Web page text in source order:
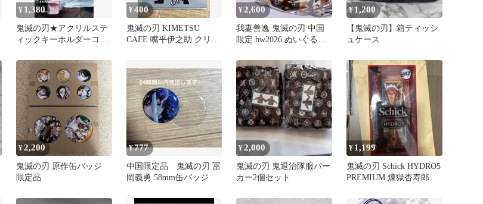
¥ 1,380
鬼滅の刃★アクリルステ
ィックキーホルダーコレ
け付
¥400
鬼滅の刃 KIMETSU
CAFE 嘴平伊之助 クリア
¥2,600
我妻善逸 鬼滅の刃 中国
限定 bw2026 ぬいぐるみ
¥1,200
【鬼滅の刃】箱ティッシ
ュケース
¥2,200
鬼滅の刃 原作缶バッジ
限定品
¥777
中国限定品 鬼滅の刃 冨
岡義勇 58mm缶バッジ
¥2,000
鬼滅の刃 鬼退治隊服パー
カー2個セット
¥ 1,199
鬼滅の刃 Schick HYDRO5
PREMIUM 煉獄杏寿郎